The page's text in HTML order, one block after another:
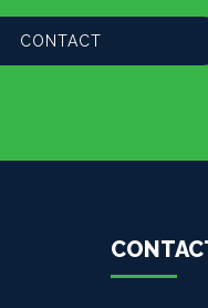
CONTACT